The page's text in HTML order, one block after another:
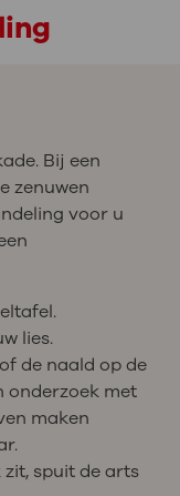
Bij een
zenuwen
voor u
lies.
de naald op de
onderzoek met
maken
spuit de arts